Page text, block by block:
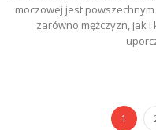
moczowej jest
zarówno mężczyzn, jak
1